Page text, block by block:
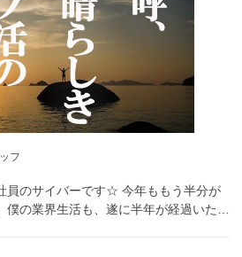
フ
員のサイバーです☆ 今年ももう半分が
僕の業界生活も、遂に半年が経過いた…